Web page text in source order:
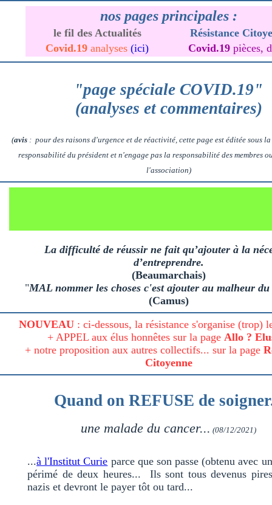
nos pages principales :
le fil des Actualités
Résistance
Covid.19 analyses (ici) Covid.19pièces,
"page spéciale COVID.19"
(analyses et commentaires)
(avis: pour des raisons d'urgence et de réactivité, cette page est éditée sous
responsabilité du président et n'engage pas la responsabilité des membres
l'association)
La difficulté de réussir ne fait qu’ajouter à la
d’entreprendre.
(Beaumarchais)
"MAL nommer les choses c'est ajouter au malheur
(Camus)
NOUVEAU : ci-dessous, la résistance s'organise (trop)
+ APPEL aux élus honnêtes sur la page Allo ?
+ notre proposition aux autres collectifs... sur la page
Citoyenne
Quand on REFUSE de
une malade du cancer... (08/12/2021)
...à l'Institut Curie parce que son passe (obtenu avec
périmé de deux heures... Ils sont tous devenus
nazis et devront le payer tôt ou tard...